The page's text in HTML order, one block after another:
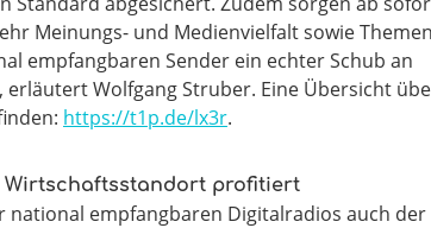
Meinungs- und Medienvielfalt sowie
empfangbaren Sender ein echter Schub an
Wolfgang Struber. Eine Übersicht
https://t1p.de/lx3r.
Wirtschaftsstandort profitiert
national empfangbaren Digitalradios auch der